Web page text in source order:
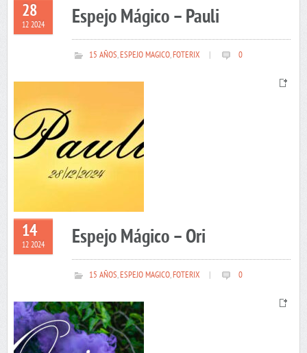
28
12 2024 Espejo Mágico – Pauli
15 AÑOS,ESPEJO MAGICO,FOTERIX 0
14
12 2024 Espejo Mágico – Ori
15 AÑOS,ESPEJO MAGICO,FOTERIX 0